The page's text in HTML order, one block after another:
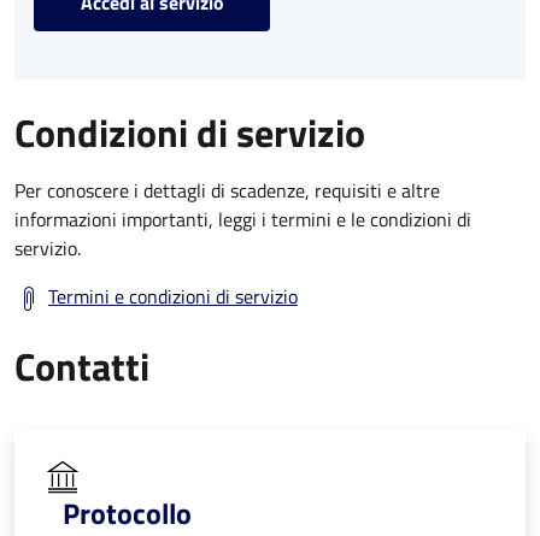
Condizioni di servizio
Per conoscere i dettagli di scadenze, requisiti e altre
informazioni importanti, leggi i termini e le condizioni di
servizio.
Termini e condizioni di servizio
Contatti
Protocollo